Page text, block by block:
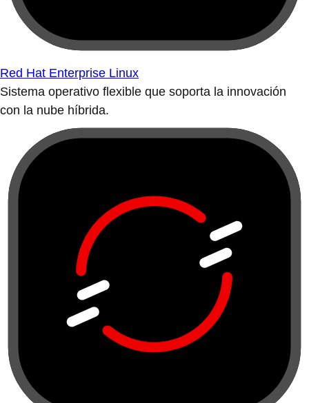
Red Hat Enterprise Linux
Sistema operativo flexible que soporta la innovación
con la nube híbrida.